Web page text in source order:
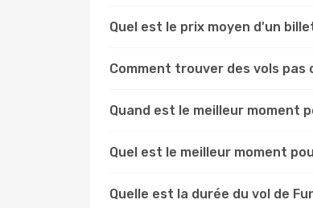
Quel est le prix moyen d'un
Comment trouver des vols pas
Quand est le meilleur moment
Quel est le meilleur moment
Quelle est la durée du vol de